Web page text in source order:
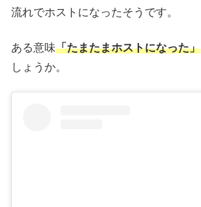
流れでホストになったそうです。
ある意味「たまたまホストになった」
しょうか。